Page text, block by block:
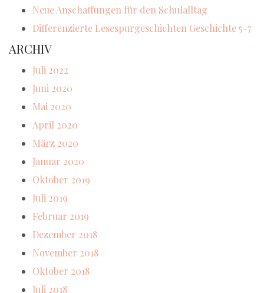
Neue Anschaffungen für den Schulalltag
Differenzierte Lesespurgeschichten Geschichte 5-7
ARCHIV
Juli 2022
Juni 2020
Mai 2020
April 2020
März 2020
Januar 2020
Oktober 2019
Juli 2019
Februar 2019
Dezember 2018
November 2018
Oktober 2018
Juli 2018